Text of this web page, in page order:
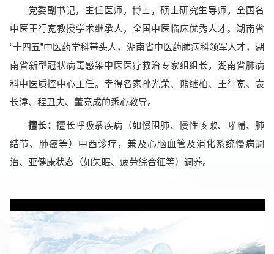
党委副书记，主任医师，博士，硕士研究生导师。全国名
中医王行宽教授学术继承人，全国中医临床优秀人才。湖南省
“十四五”中医药学科带头人，湖南省中医药肺病科领军人才，湖
南省新型冠状病毒感染中医医疗救治专家组组长，湖南省肺病
科中医质控中心主任。幸得名家孙光荣、熊继柏、王行宽、袁
长湋、程丑夫、董竞成的悉心教导。
擅长：擅长呼吸系疾病（如慢阻肺、慢性咳嗽、哮喘、肺
结节、肺癌等）中西诊疗，兼及心脑血管及消化系统慢病调
治、亚健康状态（如失眠、疲劳综合征等）调养。